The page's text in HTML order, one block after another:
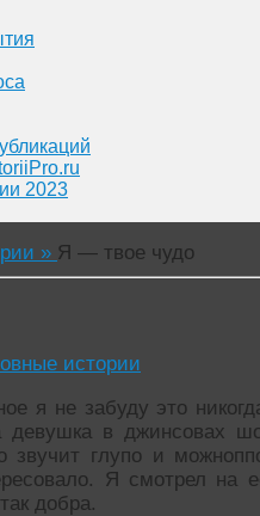
2023
» Я — твое чудо
истории
я не забуду это
девушка в джинсовах
глупо и
Я смотрел на
добра.